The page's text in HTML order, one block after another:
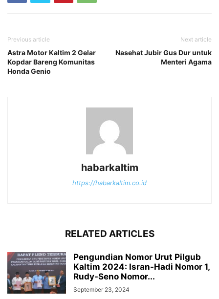
Previous article
Astra Motor Kaltim 2 Gelar
Kopdar Bareng Komunitas
Honda Genio
Next article
Nasehat Jubir Gus Dur untuk
Menteri Agama
habarkaltim
https://habarkaltim.co.id
RELATED ARTICLES
Pengundian Nomor Urut Pilgub
Kaltim 2024: Isran-Hadi Nomor 1,
Rudy-Seno Nomor...
September 23, 2024